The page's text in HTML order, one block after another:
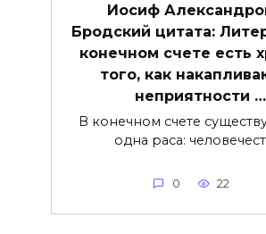
Иосиф
Бродский цитата:
конечном счете есть
того, как
неприятности …
В конечном счете
одна раса:
0 22